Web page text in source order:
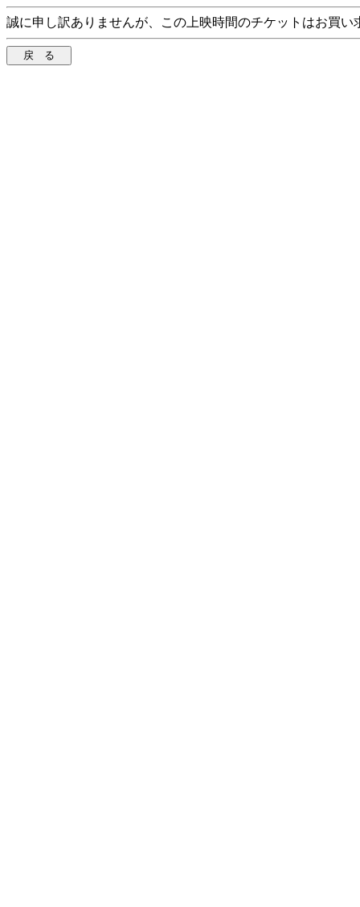
誠に申し訳ありませんが、この上映時間のチケットはお買い